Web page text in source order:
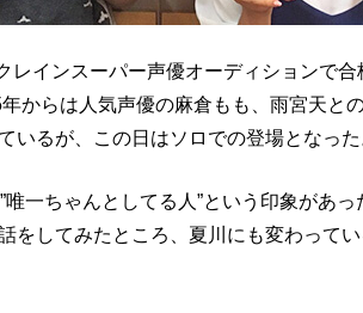
レインスーパー声優オーディションで
からは人気声優の麻倉もも、雨宮天と
いるが、この日はソロでの登場となった
一ちゃんとしてる人”という印象があ
をしてみたところ、夏川にも変わって